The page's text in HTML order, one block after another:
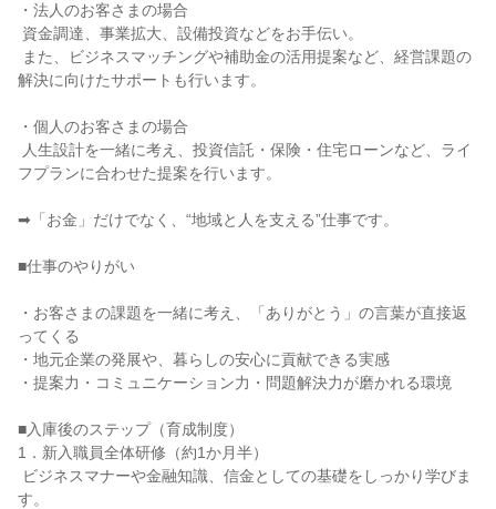
・法人のお客さまの場合
解決に向けたサポートも行います。
・個人のお客さまの場合
フプランに合わせた提案を行います。
➡「お金」だけでなく、“地域と人を支える”仕事です。
■仕事のやりがい
・お客さまの課題を一緒に考え、「ありがとう」の言葉が直接返
ってくる
・地元企業の発展や、暮らしの安心に貢献できる実感
・提案力・コミュニケーション力・問題解決力が磨かれる環境
■入庫後のステップ（育成制度）
1．新入職員全体研修（約1か月半）
す。